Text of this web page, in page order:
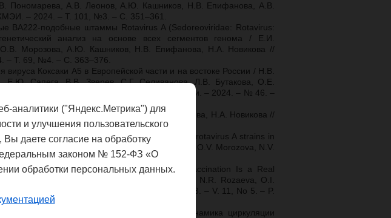
Пономарева, А.В. Леонов, А.Ю. Кашников, Н.В. Епифанова, А.В.
– 2024. – Т. 101, №3. – C. 351–361.
ВА222-подобные штаммы Rotavirus A (Sedoreoviridae: Rotavirus:
анализ на основе всех сегментов генома / Е.И.
Морозова, А.Ю. Кашников, Н.В. Епифанова, Н.А. Новикова //
– Т. 69, №4. – C. 363–376.
Коксаки А5 в Европейской части и на востоке России / Н.В.
Е.Ю. Сапега, В.В. Зверев, С.Г. Селиванова, Л.В. Бутакова, О.Е.
журнал инфекционной патологии. – 2024. – № 46. –
/ А.Ю. Кашников, Н.В. Епифанова, Н.А. Новикова //
и селекции. – 2023. – Т. 27, №3. – С. 264–275.
genotype determination of rare and reassortant rotavirus A strains in
part of Russia / T.A. Sashina, E.I. Velikzhanina, O.V. Morozova, N.V.
of Virology. – 2023. – V. 168, No 8. – P. 215.
71-Associated Infection in South Vietnam: Vaccination Is a Real
Nguyen, L.N. Golitsyna, N.V. Ponomareva, N.R. Rozaeva, O.I.
M.A. Bichurina // Vaccines (Basel). – 2023. – V. 11, No 5. – P.
пандемии в России. Сообщение II: динамика циркуляции
аналитики ("Яндекс.Метрика") для
и улучшения пользовательского
даете согласие на обработку
законом № 152-ФЗ «О
обработки персональных данных.